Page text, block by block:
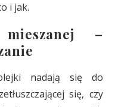
i jak.
–
nadają się do
się, czy